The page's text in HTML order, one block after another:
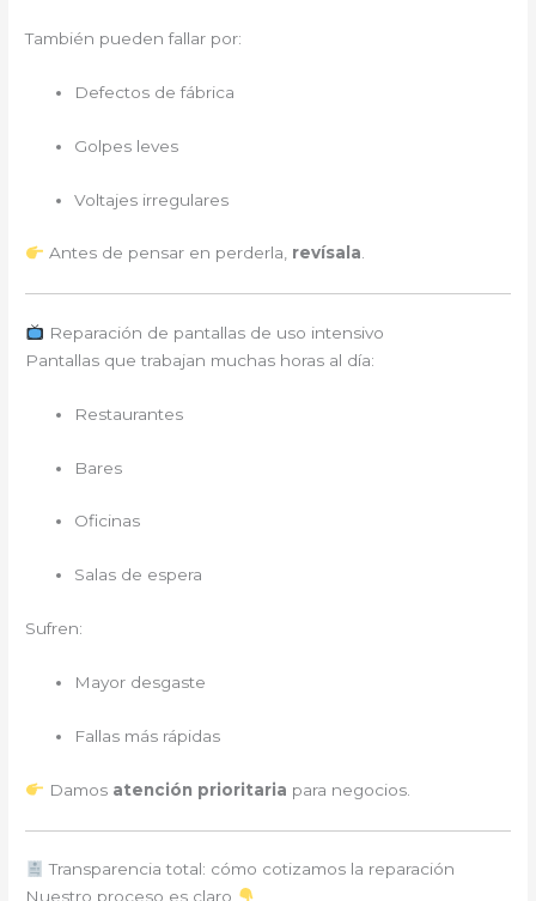
También pueden fallar por:
Defectos de fábrica
Golpes leves
Voltajes irregulares
Antes de pensar en perderla, revísala.
Reparación de pantallas de uso intensivo
Pantallas que trabajan muchas horas al día:
Restaurantes
Bares
Oficinas
Salas de espera
Sufren:
Mayor desgaste
Fallas más rápidas
Damos atención prioritaria para negocios.
Transparencia total: cómo cotizamos la reparación
Nuestro proceso es claro